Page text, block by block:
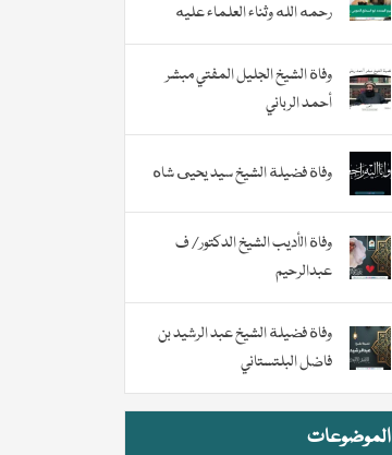
رحمه الله وثناء العلماء عليه
وفاة الشيخ الجليل المفتي مبشر
أحمد الرباني
وفاة فضيلة الشيخ سيد يحيى شاه
وفاة الأديب الشيخ الدكتور/ ف
عبدالرحيم
وفاة فضيلة الشيخ عبد الرشيد بن
فاضل البلتستاني
الموضوعات